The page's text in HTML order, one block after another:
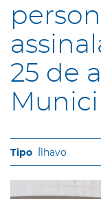
25 de
Ílhavo